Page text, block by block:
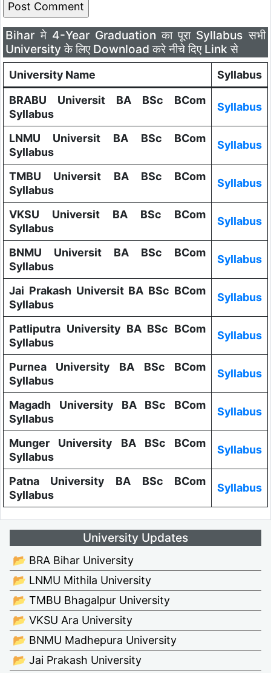
Bihar मे 4-Year Graduation का पूरा Syllabus सभी
University के लिए Download करे नीचे दिए Link से
University Name
Syllabus
BRABU Universit BA BSc BCom
Syllabus
Syllabus
LNMU Universit BA BSc BCom
Syllabus
Syllabus
TMBU Universit BA BSc BCom
Syllabus
Syllabus
VKSU Universit BA BSc BCom
Syllabus
Syllabus
BNMU Universit BA BSc BCom
Syllabus
Syllabus
Jai Prakash Universit BA BSc BCom
Syllabus
Syllabus
Patliputra University BA BSc BCom
Syllabus
Syllabus
Purnea University BA BSc BCom
Syllabus
Syllabus
Magadh University BA BSc BCom
Syllabus
Syllabus
Munger University BA BSc BCom
Syllabus
Syllabus
Patna University BA BSc BCom
Syllabus
Syllabus
University Updates
📂 BRA Bihar University
📂 LNMU Mithila University
📂 TMBU Bhagalpur University
📂 VKSU Ara University
📂 BNMU Madhepura University
📂 Jai Prakash University